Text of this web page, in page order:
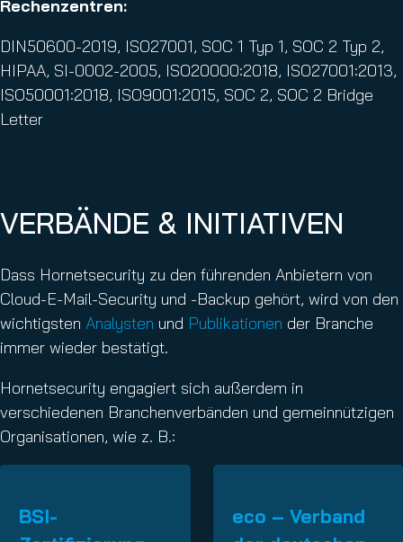
Rechenzentren:
DIN50600-2019, ISO27001, SOC 1 Typ 1, SOC 2 Typ 2,
HIPAA, SI-0002-2005, ISO20000:2018, ISO27001:2013,
ISO50001:2018, ISO9001:2015, SOC 2, SOC 2 Bridge
Letter
VERBÄNDE & INITIATIVEN
Dass Hornetsecurity zu den führenden Anbietern von
Cloud-E-Mail-Security und -Backup gehört, wird von den
wichtigsten Analysten und Publikationen der Branche
immer wieder bestätigt.
Hornetsecurity engagiert sich außerdem in
verschiedenen Branchenverbänden und gemeinnützigen
Organisationen, wie z. B.:
BSI-
eco – Verband